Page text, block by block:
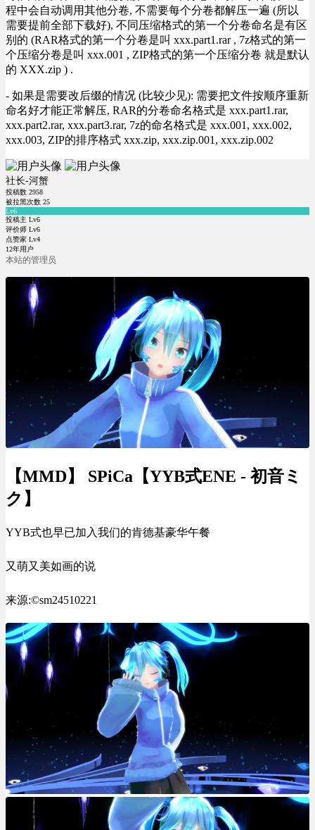
程中会自动调用其他分卷, 不需要每个分卷都解压一遍 (所以
需要提前全部下载好), 不同压缩格式的第一个分卷命名是有区
别的 (RAR格式的第一个分卷是叫 xxx.part1.rar , 7z格式的第一
个压缩分卷是叫 xxx.001 , ZIP格式的第一个压缩分卷 就是默认
的 XXX.zip ) .
- 如果是需要改后缀的情况 (比较少见): 需要把文件按顺序重新
命名好才能正常解压, RAR的分卷命名格式是 xxx.part1.rar,
xxx.part2.rar, xxx.part3.rar, 7z的命名格式是 xxx.001, xxx.002,
xxx.003, ZIP的排序格式 xxx.zip, xxx.zip.001, xxx.zip.002
社长-河蟹
投稿数 2958
被拉黑次数 25
Lv6
投稿主 Lv6
评价师 Lv6
点赞家 Lv4
12年用户
本站的管理员
【MMD】 SPiCa【YYB式ENE - 初音ミ
ク】
YYB式也早已加入我们的肯德基豪华午餐
又萌又美如画的说
来源:©sm24510221